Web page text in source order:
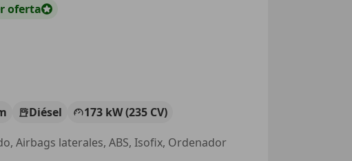
oferta
Diésel
173 kW (235 CV)
Airbags laterales, ABS, Isofix, Ordenador